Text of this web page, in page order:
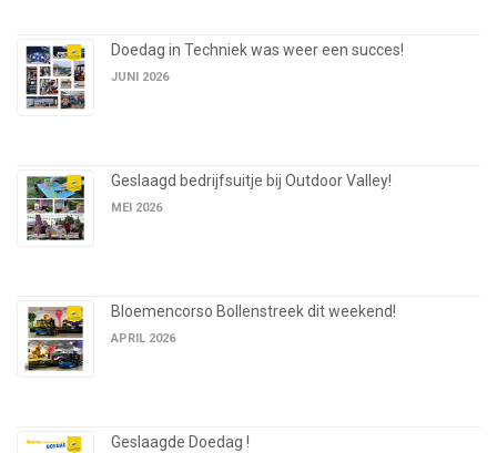
Doedag in Techniek was weer een succes!
JUNI 2026
Geslaagd bedrijfsuitje bij Outdoor Valley!
MEI 2026
Bloemencorso Bollenstreek dit weekend!
APRIL 2026
Geslaagde Doedag !